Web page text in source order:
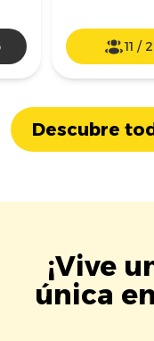
11 /
Descubre
¡Vive
única